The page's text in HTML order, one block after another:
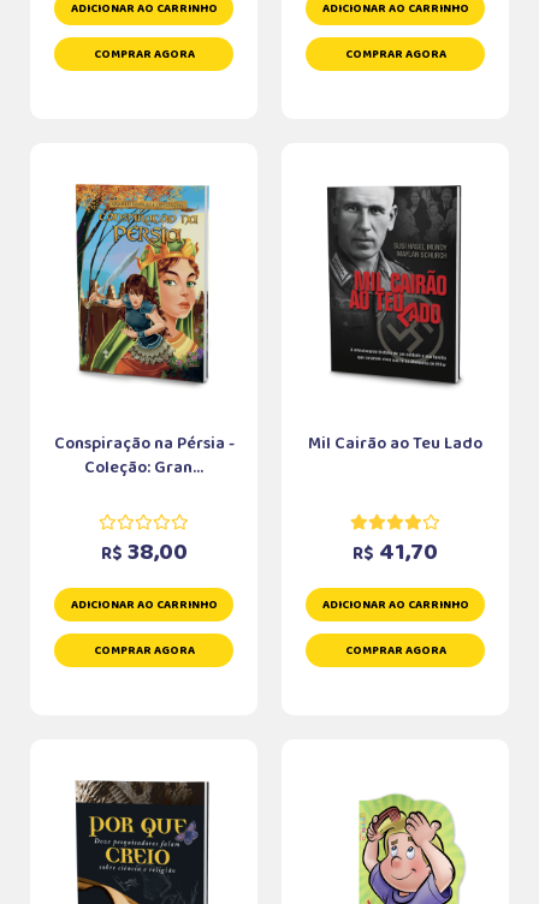
ADICIONAR AO CARRINHO
COMPRAR AGORA
ADICIONAR AO CARRINHO
COMPRAR AGORA
Conspiração na Pérsia -
Coleção: Gran...
R$ 38,00
ADICIONAR AO CARRINHO
COMPRAR AGORA
Mil Cairão ao Teu Lado
R$ 41,70
ADICIONAR AO CARRINHO
COMPRAR AGORA